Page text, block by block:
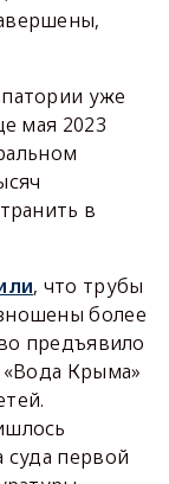
уже
мая 2023
в
, что трубы
более
предъявило
«Вода Крыма»
суда первой